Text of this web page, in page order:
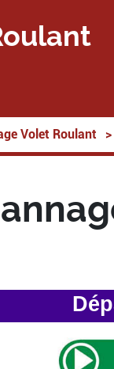
Volet Roulant >